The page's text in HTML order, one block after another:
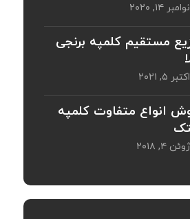
نوامبر ۱۴, ۲۰۲۰
مستقیم کلمپه برنجی
اکتبر ۵, ۲۰۲۱
انواع متفاوت کلمپه
ژوئن ۴, ۲۰۱۸